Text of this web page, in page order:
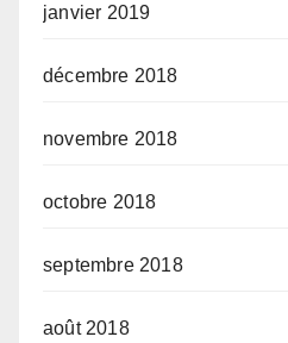
janvier 2019
décembre 2018
novembre 2018
octobre 2018
septembre 2018
août 2018